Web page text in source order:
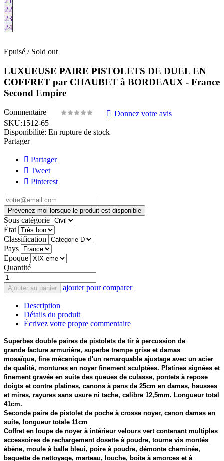
22
23
24
Epuisé / Sold out
LUXUEUSE PAIRE PISTOLETS DE DUEL EN
COFFRET par CHAUBET à BORDEAUX - France
Second Empire
Commentaire
Donnez votre avis
SKU:1512-65
Disponibilité: En rupture de stock
Partager
Partager
Tweet
Pinterest
Prévenez-moi lorsque le produit est disponible
Sous catégorie
État
Classification
Pays
Epoque
Quantité
Ajouter au panier ajouter pour comparer
Description
Détails du produit
Écrivez votre propre commentaire
Superbes double paires de pistolets de tir à percussion de
grande facture armurière, superbe trempe grise et damas
mosaïque, fine mécanique d'un remarquable ajustage avec un acier
de qualité, montures en noyer finement sculptées. Platines signées et
finement gravée en suite des queues de culasse, pontets à repose
doigts et contre platines, canons à pans de 25cm en damas, hausses
et mires, rayures sans usure ni tache, calibre 12,5mm. Longueur total
41cm.
Seconde paire de pistolet de poche à crosse noyer, canon damas en
suite, longueur totale 11cm
Coffret en loupe de noyer à intérieur velours vert contenant multiples
accessoires de rechargement dosette à poudre, tourne vis montés
ébène, moule à balle bleui, poire à poudre, démonte cheminée,
baguette de nettoyage, marteau, louche, boite à amorces et à